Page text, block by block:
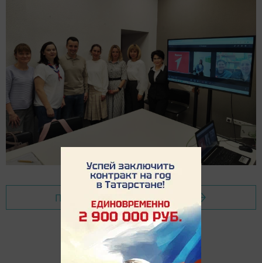
Перейти на страницу новости